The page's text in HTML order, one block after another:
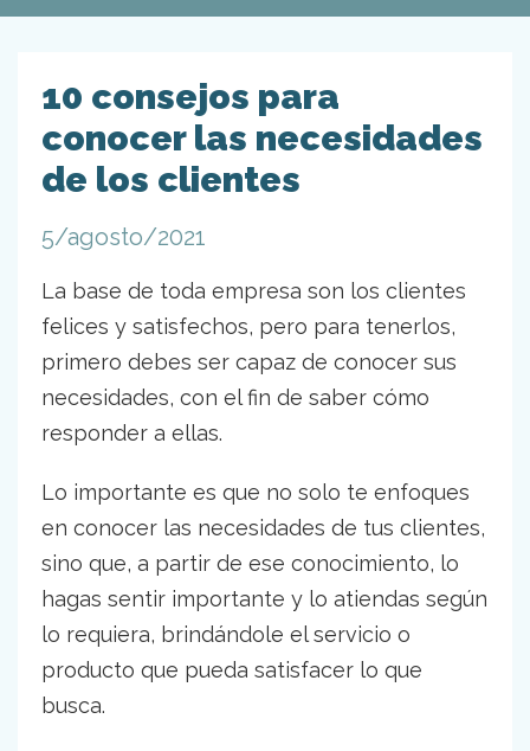
10 consejos para
conocer las necesidades
de los clientes
5/agosto/2021
La base de toda empresa son los clientes
felices y satisfechos, pero para tenerlos,
primero debes ser capaz de conocer sus
necesidades, con el fin de saber cómo
responder a ellas.
Lo importante es que no solo te enfoques
en conocer las necesidades de tus clientes,
sino que, a partir de ese conocimiento, lo
hagas sentir importante y lo atiendas según
lo requiera, brindándole el servicio o
producto que pueda satisfacer lo que
busca.